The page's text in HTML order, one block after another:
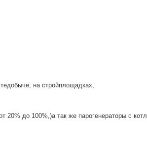
на стройплощадках,
20% до 100%,)а так же парогенераторы с